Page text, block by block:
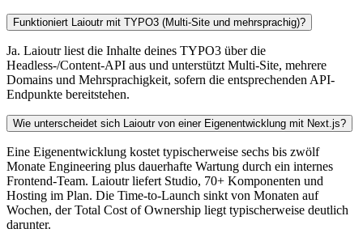
Funktioniert Laioutr mit TYPO3 (Multi-Site und mehrsprachig)?
Ja. Laioutr liest die Inhalte deines TYPO3 über die
Headless-/Content-API aus und unterstützt Multi-Site, mehrere
Domains und Mehrsprachigkeit, sofern die entsprechenden API-
Endpunkte bereitstehen.
Wie unterscheidet sich Laioutr von einer Eigenentwicklung mit Next.js?
Eine Eigenentwicklung kostet typischerweise sechs bis zwölf
Monate Engineering plus dauerhafte Wartung durch ein internes
Frontend-Team. Laioutr liefert Studio, 70+ Komponenten und
Hosting im Plan. Die Time-to-Launch sinkt von Monaten auf
Wochen, der Total Cost of Ownership liegt typischerweise deutlich
darunter.